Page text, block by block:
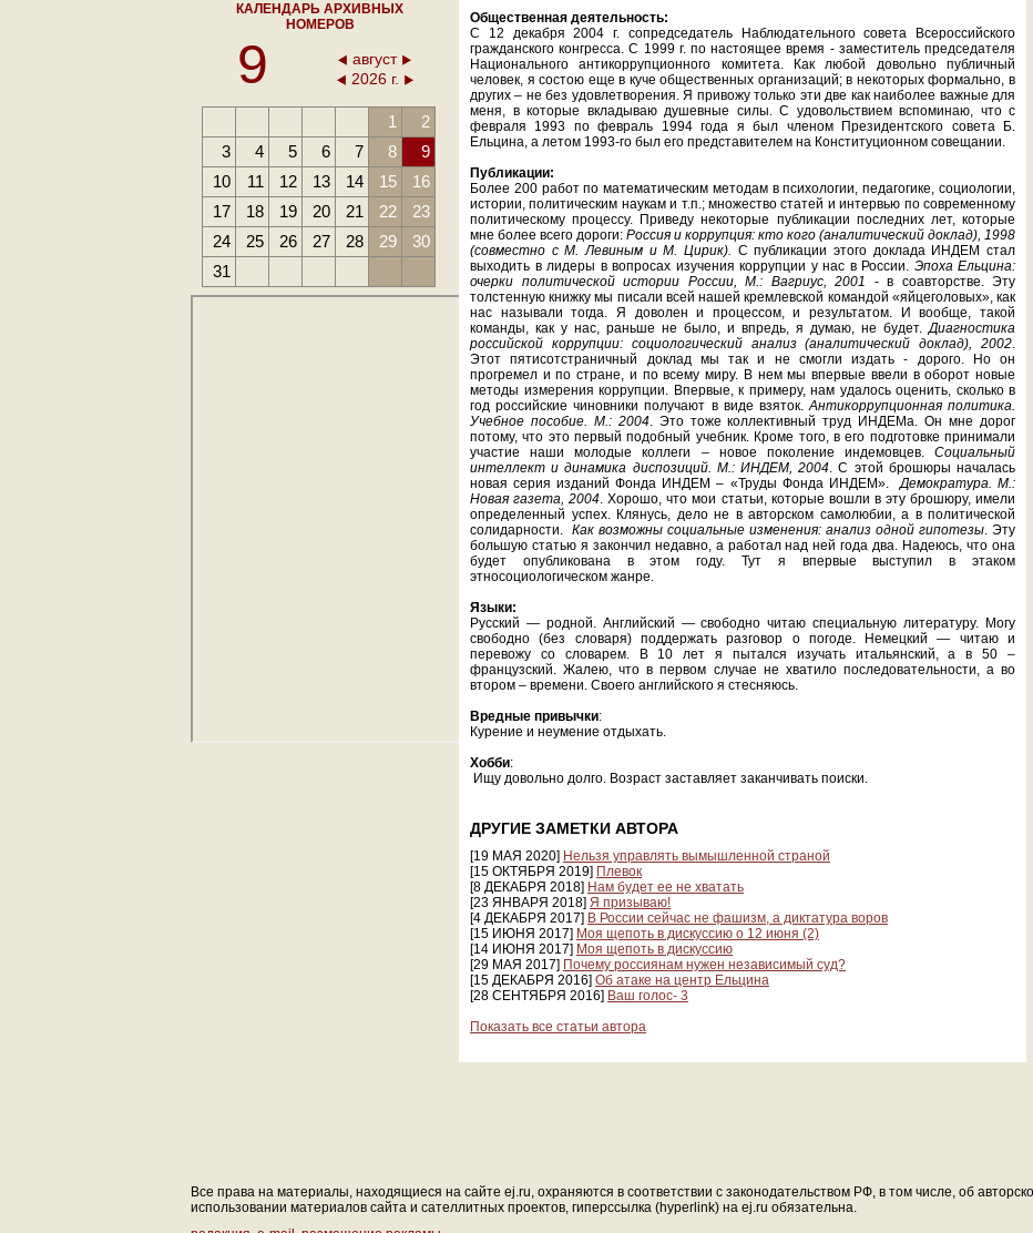
КАЛЕНДАРЬ АРХИВНЫХ
НОМЕРОВ
9
август
2026 г.
1
2
3
4 5 6 7 8
9
10
11 12 13 14 15
16
17
18 19 20 21 22
23
24
25 26 27 28 29
30
31
Общественная деятельность:
С 12 декабря 2004 г. сопредседатель Наблюдательного совета Всероссийского
гражданского конгресса. С 1999 г. по настоящее время - заместитель председателя
Национального антикоррупционного комитета. Как любой довольно публичный
человек, я состою еще в куче общественных организаций; в некоторых формально, в
других – не без удовлетворения. Я привожу только эти две как наиболее важные для
меня, в которые вкладываю душевные силы. С удовольствием вспоминаю, что с
февраля 1993 по февраль 1994 года я был членом Президентского совета Б.
Ельцина, а летом 1993-го был его представителем на Конституционном совещании.
Публикации:
Более 200 работ по математическим методам в психологии, педагогике, социологии,
истории, политическим наукам и т.п.; множество статей и интервью по современному
политическому процессу. Приведу некоторые публикации последних лет, которые
мне более всего дороги: Россия и коррупция: кто кого (аналитический доклад), 1998
(совместно с М. Левиным и М. Цирик). С публикации этого доклада ИНДЕМ стал
выходить в лидеры в вопросах изучения коррупции у нас в России. Эпоха Ельцина:
очерки политической истории России, М.: Вагриус, 2001 - в соавторстве. Эту
толстенную книжку мы писали всей нашей кремлевской командой «яйцеголовых», как
нас называли тогда. Я доволен и процессом, и результатом. И вообще, такой
команды, как у нас, раньше не было, и впредь, я думаю, не будет.Диагностика
российской коррупции: социологический анализ (аналитический доклад), 2002.
Этот пятисотстраничный доклад мы так и не смогли издать - дорого. Но он
прогремел и по стране, и по всему миру. В нем мы впервые ввели в оборот новые
методы измерения коррупции. Впервые, к примеру, нам удалось оценить, сколько в
год российские чиновники получают в виде взяток.Антикоррупционная политика.
Учебное пособие. М.: 2004. Это тоже коллективный труд ИНДЕМа. Он мне дорог
потому, что это первый подобный учебник. Кроме того, в его подготовке принимали
участие наши молодые коллеги – новое поколение индемовцев. Социальный
интеллект и динамика диспозиций. М.: ИНДЕМ, 2004. С этой брошюры началась
новая серия изданий Фонда ИНДЕМ – «Труды Фонда ИНДЕМ».Демократура. М.:
Новая газета, 2004. Хорошо, что мои статьи, которые вошли в эту брошюру, имели
определенный успех. Клянусь, дело не в авторском самолюбии, а в политической
солидарности. Как возможны социальные изменения: анализ одной гипотезы. Эту
большую статью я закончил недавно, а работал над ней года два. Надеюсь, что она
будет опубликована в этом году. Тут я впервые выступил в этаком
этносоциологическом жанре.
Языки:
Русский — родной. Английский — свободно читаю специальную литературу. Могу
свободно (без словаря) поддержать разговор о погоде. Немецкий — читаю и
перевожу со словарем. В 10 лет я пытался изучать итальянский, а в 50 –
французский. Жалею, что в первом случае не хватило последовательности, а во
втором – времени. Своего английского я стесняюсь.
Вредные привычки:
Курение и неумение отдыхать.
Хобби:
Ищу довольно долго. Возраст заставляет заканчивать поиски.
ДРУГИЕ ЗАМЕТКИ АВТОРА
[19 МАЯ 2020] Нельзя управлять вымышленной страной
[15 ОКТЯБРЯ 2019] Плевок
[8 ДЕКАБРЯ 2018] Нам будет ее не хватать
[23 ЯНВАРЯ 2018] Я призываю!
[4 ДЕКАБРЯ 2017] В России сейчас не фашизм, а диктатура воров
[15 ИЮНЯ 2017] Моя щепоть в дискуссию о 12 июня (2)
[14 ИЮНЯ 2017] Моя щепоть в дискуссию
[29 МАЯ 2017] Почему россиянам нужен независимый суд?
[15 ДЕКАБРЯ 2016] Об атаке на центр Ельцина
[28 СЕНТЯБРЯ 2016] Ваш голос- 3
Показать все статьи автора
Все права на материалы, находящиеся на сайте ej.ru, охраняются в соответствии с законодательством РФ, в том числе, об
использовании материалов сайта и сателлитных проектов, гиперссылка (hyperlink) на ej.ru обязательна.